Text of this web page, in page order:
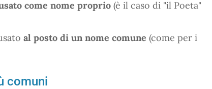
come nome proprio (è il caso di "il Poeta"
al posto di un nome comune (come per i
comuni